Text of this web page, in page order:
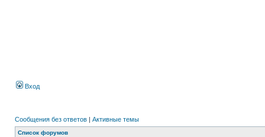
Вход
Сообщения без ответов | Активные темы
Список форумов